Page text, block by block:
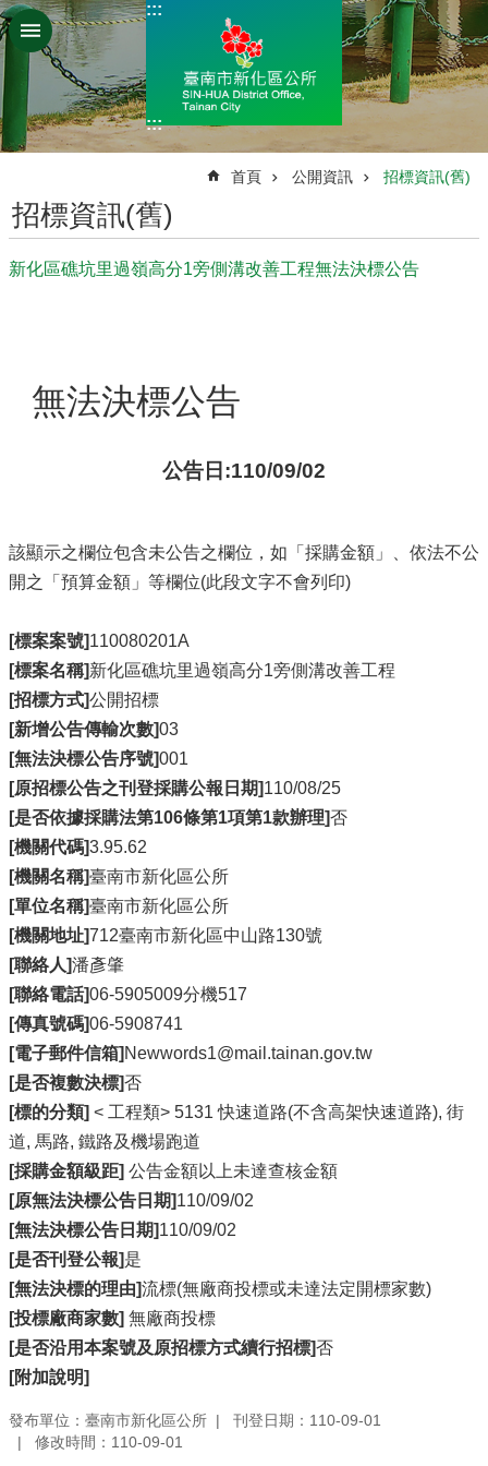
跳到主要內容區塊
:::
:::
首頁 公開資訊 招標資訊(舊)
招標資訊(舊)
新化區礁坑里過嶺高分1旁側溝改善工程無法決標公告
無法決標公告
公告日:110/09/02
該顯示之欄位包含未公告之欄位，如「採購金額」、依法不公
開之「預算金額」等欄位(此段文字不會列印)
[標案案號]110080201A
[標案名稱]新化區礁坑里過嶺高分1旁側溝改善工程
[招標方式]公開招標
[新增公告傳輸次數]03
[無法決標公告序號]001
[原招標公告之刊登採購公報日期]110/08/25
[是否依據採購法第106條第1項第1款辦理]否
[機關代碼]3.95.62
[機關名稱]臺南市新化區公所
[單位名稱]臺南市新化區公所
[機關地址]712臺南市新化區中山路130號
[聯絡人]潘彥肇
[聯絡電話]06-5905009分機517
[傳真號碼]06-5908741
[電子郵件信箱] Newwords1@mail.tainan.gov.tw
[是否複數決標]否
[標的分類] < 工程類> 5131 快速道路(不含高架快速道路), 街
道, 馬路, 鐵路及機場跑道
[採購金額級距] 公告金額以上未達查核金額
[原無法決標公告日期]110/09/02
[無法決標公告日期]110/09/02
[是否刊登公報]是
[無法決標的理由]流標(無廠商投標或未達法定開標家數)
[投標廠商家數] 無廠商投標
[是否沿用本案號及原招標方式續行招標]否
[附加說明]
發布單位：臺南市新化區公所
刊登日期：110-09-01
修改時間：110-09-01